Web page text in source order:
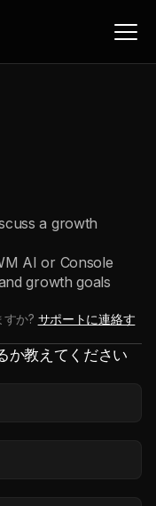
a growth
AI or Console
growth goals
か? サポートに連絡す
か教えてください